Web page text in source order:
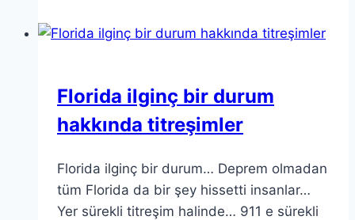
Florida ilginç bir durum
hakkında titreşimler
Florida ilginç bir durum… Deprem olmadan
tüm Florida da bir şey hissetti insanlar…
Yer sürekli titreşim halinde… 911 e sürekli